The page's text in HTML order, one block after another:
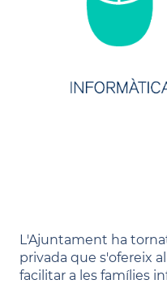
L'Ajuntament ha
privada que s'ofereix
facilitar a les famílies